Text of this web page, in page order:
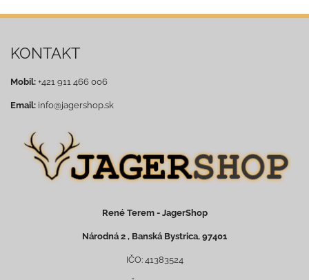
KONTAKT
Mobil: +421 911 466 006
Email: info@jagershop.sk
René Terem - JagerShop
Národná 2 , Banská Bystrica, 97401
IČO: 41383524